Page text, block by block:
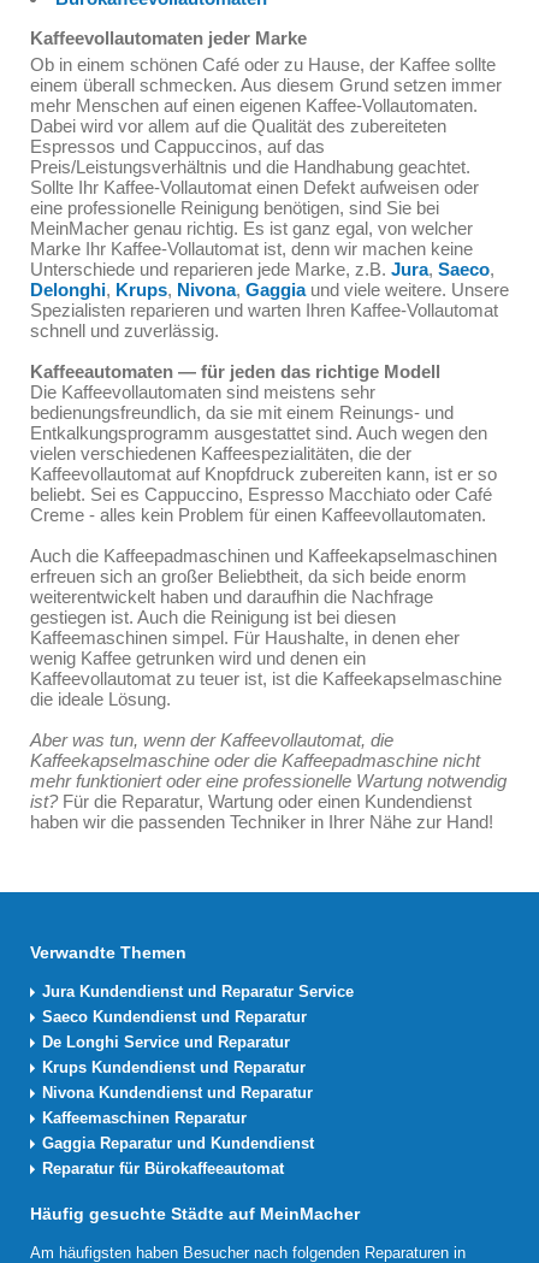
Kaffeevollautomaten jeder Marke
Ob in einem schönen Café oder zu Hause, der Kaffee sollte
einem überall schmecken. Aus diesem Grund setzen immer
mehr Menschen auf einen eigenen Kaffee-Vollautomaten.
Dabei wird vor allem auf die Qualität des zubereiteten
Espressos und Cappuccinos, auf das
Preis/Leistungsverhältnis und die Handhabung geachtet.
Sollte Ihr Kaffee-Vollautomat einen Defekt aufweisen oder
eine professionelle Reinigung benötigen, sind Sie bei
MeinMacher genau richtig. Es ist ganz egal, von welcher
Marke Ihr Kaffee-Vollautomat ist, denn wir machen keine
Unterschiede und reparieren jede Marke, z.B. Jura, Saeco,
Delonghi, Krups, Nivona, Gaggiaund viele weitere. Unsere
Spezialisten reparieren und warten Ihren Kaffee-Vollautomat
schnell und zuverlässig.
Kaffeeautomaten — für jeden das richtige Modell
Die Kaffeevollautomaten sind meistens sehr
bedienungsfreundlich, da sie mit einem Reinungs- und
Entkalkungsprogramm ausgestattet sind. Auch wegen den
vielen verschiedenen Kaffeespezialitäten, die der
Kaffeevollautomat auf Knopfdruck zubereiten kann, ist er so
beliebt. Sei es Cappuccino, Espresso Macchiato oder Café
Creme - alles kein Problem für einen Kaffeevollautomaten.
Auch die Kaffeepadmaschinen und Kaffeekapselmaschinen
erfreuen sich an großer Beliebtheit, da sich beide enorm
weiterentwickelt haben und daraufhin die Nachfrage
gestiegen ist. Auch die Reinigung ist bei diesen
Kaffeemaschinen simpel. Für Haushalte, in denen eher
wenig Kaffee getrunken wird und denen ein
Kaffeevollautomat zu teuer ist, ist die Kaffeekapselmaschine
die ideale Lösung.
Aber was tun, wenn der Kaffeevollautomat, die
Kaffeekapselmaschine oder die Kaffeepadmaschine nicht
mehr funktioniert oder eine professionelle Wartung notwendig
ist?Für die Reparatur, Wartung oder einen Kundendienst
haben wir die passenden Techniker in Ihrer Nähe zur Hand!
Verwandte Themen
Jura Kundendienst und Reparatur Service
Saeco Kundendienst und Reparatur
De Longhi Service und Reparatur
Krups Kundendienst und Reparatur
Nivona Kundendienst und Reparatur
Kaffeemaschinen Reparatur
Gaggia Reparatur und Kundendienst
Reparatur für Bürokaffeeautomat
Häufig gesuchte Städte auf MeinMacher
Am häufigsten haben Besucher nach folgenden Reparaturen in